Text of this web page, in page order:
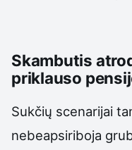
Skambutis
priklauso
Sukčių scenarijai
nebeapsiriboja